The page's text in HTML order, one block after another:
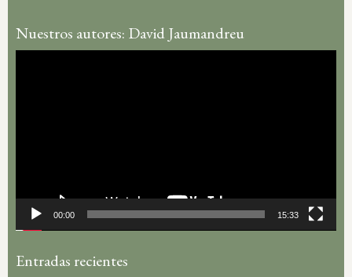
Nuestros autores: David Jaumandreu
00:00 15:33
Entradas recientes